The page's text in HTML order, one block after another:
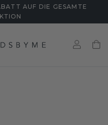
AUF DIE GESAMTE